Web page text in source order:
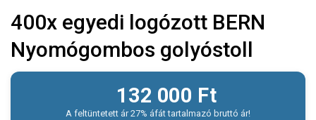
400x egyedi logózott BERN
Nyomógombos golyóstoll
132 000 Ft
A feltüntetett ár 27% áfát tartalmazó bruttó ár!